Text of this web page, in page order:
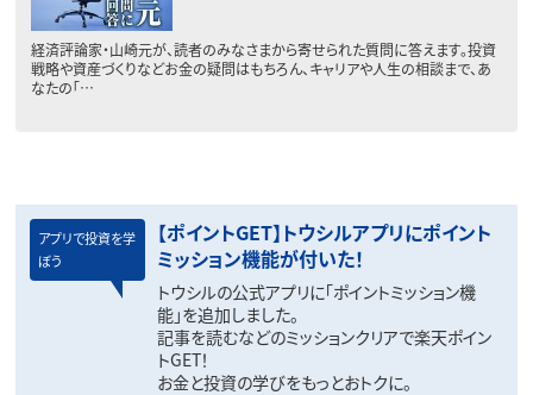
経済評論家・山崎元が、読者のみなさまから寄せられた質問に答えます。投資
戦略や資産づくりなどお金の疑問はもちろん、キャリアや人生の相談まで、あ
なたの「…
アプリで投資を学
ぼう
【ポイントGET】トウシルアプリにポイント
ミッション機能が付いた！
トウシルの公式アプリに「ポイントミッション機
能」を追加しました。
記事を読むなどのミッションクリアで楽天ポイン
トGET！
お金と投資の学びをもっとおトクに。